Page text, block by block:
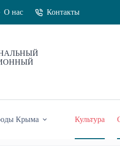
О нас Контакты
Крыма Культура